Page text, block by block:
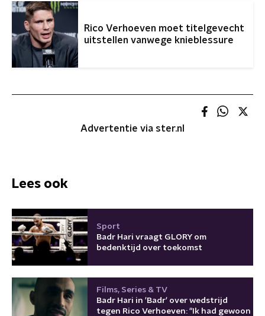
Rico Verhoeven moet titelgevecht
uitstellen vanwege knieblessure
Advertentie via ster.nl
Lees ook
Sport
Badr Hari vraagt GLORY om
bedenktijd over toekomst
Films, Series & TV
Badr Hari in 'Badr' over wedstrijd
tegen Rico Verhoeven: "Ik had gewoon